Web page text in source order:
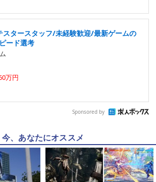
スタースタッフ/未経験歓迎/最新ゲームの
ード選考
万円
Sponsored by
今、あなたにオススメ